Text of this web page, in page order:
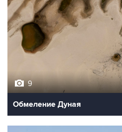
9
Обмеление Дуная